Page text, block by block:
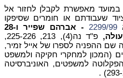
במועד מאפשרת לקבלן לחזור אל
שעבודתם או חומרים שסיפקו
2299/99
- אברהם שפייר ו-28
פ"ד נה(4), 213, 225-226,
שם ההפניה לספרו של אייל זמיר,
(המכון למחקרי חקיקה ולמשפט
למשפטים, האוניברסיטה